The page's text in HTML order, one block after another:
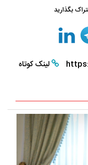
بگذارید
لینک کوتاه